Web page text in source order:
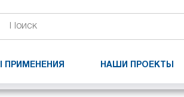
ПРИМЕНЕНИЯ НАШИ ПРОЕКТЫ